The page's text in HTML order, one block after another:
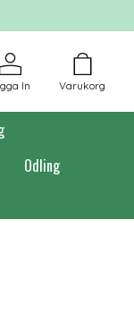
Varukorg
In
Odling